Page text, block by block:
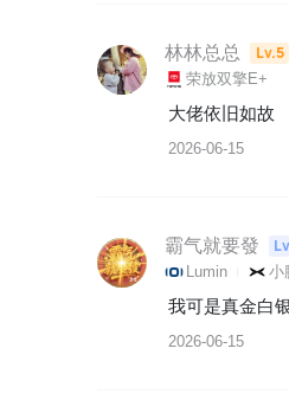
林林总总 Lv.5
荣放双擎E+
大佬依旧如故
2026-06-15
霸气就要發
Lumin 小
我可是真金白
2026-06-15